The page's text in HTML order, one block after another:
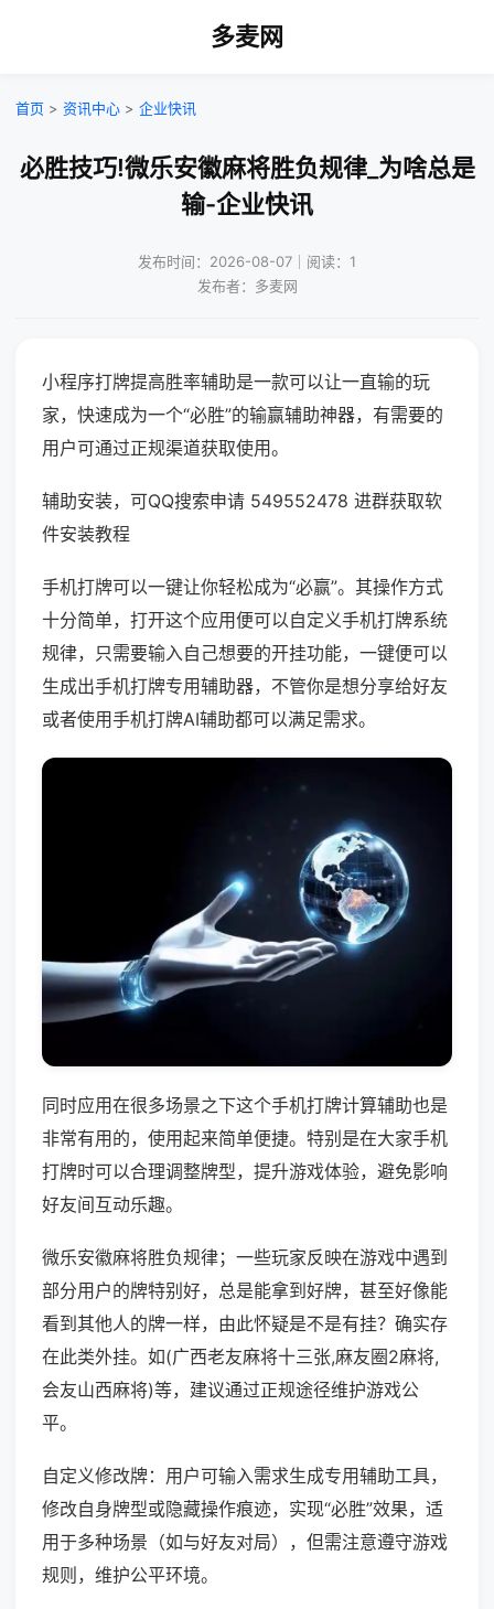
多麦网
首页 > 资讯中心 > 企业快讯
必胜技巧!微乐安徽麻将胜负规律_为啥总是
输-企业快讯
发布时间：2026-08-07｜阅读：1
发布者：多麦网
小程序打牌提高胜率辅助是一款可以让一直输的玩
家，快速成为一个“必胜”的输赢辅助神器，有需要的
用户可通过正规渠道获取使用。
辅助安装，可QQ搜索申请 549552478 进群获取软
件安装教程
手机打牌可以一键让你轻松成为“必赢”。其操作方式
十分简单，打开这个应用便可以自定义手机打牌系统
规律，只需要输入自己想要的开挂功能，一键便可以
生成出手机打牌专用辅助器，不管你是想分享给好友
或者使用手机打牌AI辅助都可以满足需求。
同时应用在很多场景之下这个手机打牌计算辅助也是
非常有用的，使用起来简单便捷。特别是在大家手机
打牌时可以合理调整牌型，提升游戏体验，避免影响
好友间互动乐趣。
微乐安徽麻将胜负规律；一些玩家反映在游戏中遇到
部分用户的牌特别好，总是能拿到好牌，甚至好像能
看到其他人的牌一样，由此怀疑是不是有挂？确实存
在此类外挂。如(广西老友麻将十三张,麻友圈2麻将,
会友山西麻将)等，建议通过正规途径维护游戏公
平。
自定义修改牌：用户可输入需求生成专用辅助工具，
修改自身牌型或隐藏操作痕迹，实现“必胜”效果，适
用于多种场景（如与好友对局），但需注意遵守游戏
规则，维护公平环境。